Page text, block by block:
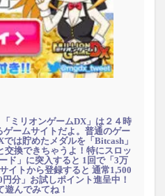
ミリオンゲームDX」は２４時
ゲームサイトだよ。普通のゲー
は貯めたメダルを「Bitcash」
換できちゃうよ！特にスロッ
ド」に突入すると 1回で「3万
イトから登録すると 通常1,500
分」お試しポイント進呈中！
遊んでみてね！